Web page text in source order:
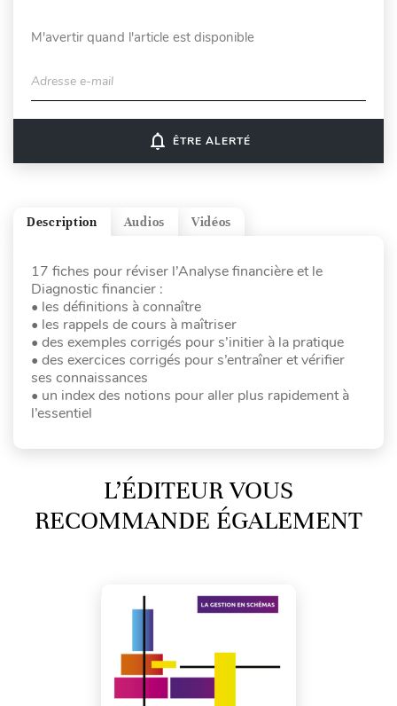
M'avertir quand l'article est disponible
Adresse e-mail
notifications_none ÊTRE ALERTÉ
Vidéos
Audios
Description
17 fiches pour réviser l’Analyse financière et le
Diagnostic financier :
• les définitions à connaître
• les rappels de cours à maîtriser
• des exemples corrigés pour s’initier à la pratique
• des exercices corrigés pour s’entraîner et vérifier
ses connaissances
• un index des notions pour aller plus rapidement à
l’essentiel
L’ÉDITEUR VOUS
RECOMMANDE ÉGALEMENT